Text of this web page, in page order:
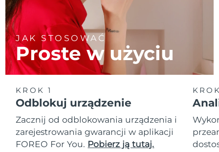
JAK STOSOWAĆ
Proste w użyciu
KROK 1
Odblokuj urządzenie
Zacznij od odblokowania urządzenia i
zarejestrowania gwarancji w aplikacji
FOREO For You. Pobierz ją tutaj.